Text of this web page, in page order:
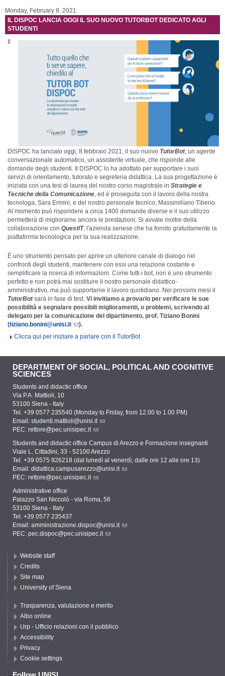
Monday, February 8, 2021
IL DISPOC LANCIA OGGI IL SUO NUOVO TUTORBOT DEDICATO AGLI
STUDENTI
DISPOC ha lanciato oggi, 8 febbraio 2021, il suo nuovo TutorBot, un agente
conversazionale automatico, un assistente virtuale, che risponde alle
domande degli studenti. Il DISPOC lo ha adottato per supportare i suoi
servizi di orientamento, tutorato e segreteria didattica. La sua progettazione è
iniziata con una tesi di laurea del nostro corso magistrale in Strategie e
Tecniche della Comunicazione, ed è proseguita con il lavoro della nostra
tecnologa, Sara Ermini, e del nostro personale tecnico, Massimiliano Tiberio.
Al momento può rispondere a circa 1400 domande diverse e il suo utilizzo
permetterà di migliorarne ancora le prestazioni. Si avvale inoltre della
collaborazione con QuestIT, l'azienda senese che ha fornito gratuitamente la
piattaforma tecnologica per la sua realizzazione.
È uno strumento pensato per aprire un ulteriore canale di dialogo nei
confronti degli studenti, mantenere con essi una relazione costante e
semplificare la ricerca di informazioni. Come tutti i bot, non è uno strumento
perfetto e non potrà mai sostituire il nostro personale didattico-
amministrativo, ma può supportarne il lavoro quotidiano. Nei prossimi mesi il
TutorBotsarà in fase di test. Vi invitiamo a provarlo per verificare le sue
possibilità e segnalare possibili miglioramenti, o problemi, scrivendo al
delegato per la comunicazione del dipartimento, prof. Tiziano Bonini
(tiziano.bonini@unisi.it
).
Clicca qui per iniziare a parlare con il TutorBot
DEPARTMENT OF SOCIAL, POLITICAL AND COGNITIVE
SCIENCES
Students and didactic office
Via P.A. Mattioli, 10
53100 Siena - Italy
Tel. +39 0577 235540 (Monday to Friday, from 12.00 to 1.00 PM)
Email: studenti.mattioli@unisi.it
PEC: rettore@pec.unisipec.it
Students and didactic office Campus di Arezzo e Formazione insegnanti
Viale L. Cittadini, 33 - 52100 Arezzo
Tel. +39 0575 926218 (dal lunedì al venerdì, dalle ore 12 alle ore 13)
Email: didattica.campusarezzo@unisi.it
PEC: rettore@pec.unisipec.it
Administrative office
Palazzo San Niccolò - via Roma, 56
53100 Siena - Italy
Tel. +39 0577 235437
Email: amministrazione.dispoc@unisi.it
PEC: pec.dispoc@pec.unisipec.it
Website staff
Credits
Site map
University of Siena
Trasparenza, valutazione e merito
Albo online
Urp - Ufficio relazioni con il pubblico
Accessibility
Privacy
Cookie settings